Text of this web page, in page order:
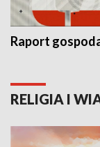
Raport
RELIGIA I